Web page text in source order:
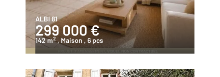
ALBI 81
299 000 €
142 m2 , Maison , 6 pcs